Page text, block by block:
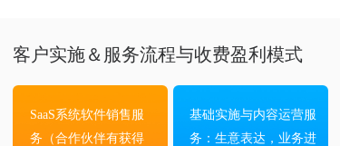
客户实施＆服务流程与收费盈利模式
SaaS系统软件销售服
务（合作伙伴有获得
基础实施与内容运营服
务：生意表达，业务进